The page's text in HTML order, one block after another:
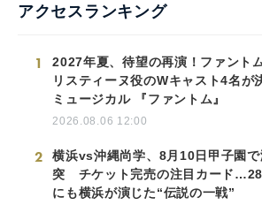
アクセスランキング
1
2027年夏、待望の再演！ファント
リスティーヌ役のWキャスト4名が
ミュージカル 『ファントム』
2026.08.06 12:00
2
横浜vs沖縄尚学、8月10日甲子園で
突 チケット完売の注目カード
にも横浜が演じた“伝説の一戦”